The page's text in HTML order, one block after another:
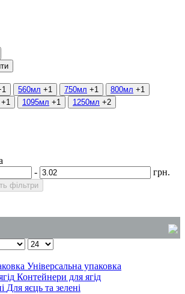
560мл +1 750мл +1 800мл +1
+1 1095мл +1 1250мл +2
-
грн.
фільтри
харчові київ
Універсальна упаковка
Контейнери для ягід
Для яєць та зелені